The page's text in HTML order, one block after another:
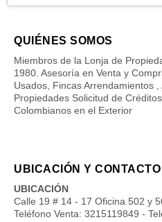
QUIÉNES SOMOS
Miembros de la Lonja de
1980. Asesoría en Venta y
Usados, Fincas Arrendamientos
Propiedades Solicitud de
Colombianos en el Exterior
UBICACIÓN Y CONTACTO
UBICACIÓN
Calle 19 # 14 - 17 Oficina 502 y
Teléfono Venta: 3215119849 -